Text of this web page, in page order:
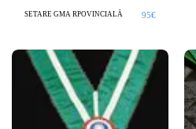
SETARE GMA RPOVINCIALĂ 95€